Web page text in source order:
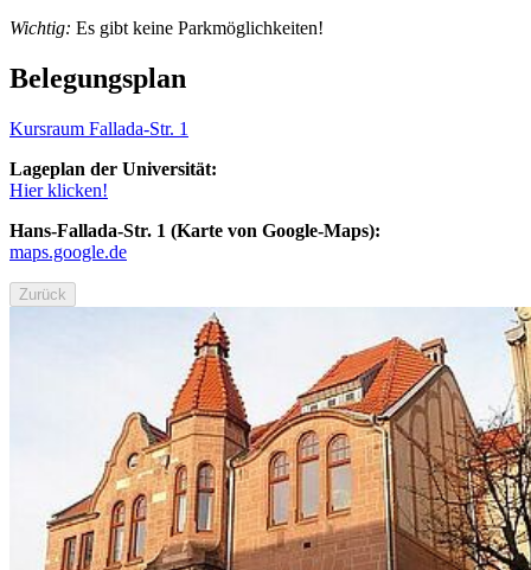
Wichtig: Es gibt keine Parkmöglichkeiten!
Belegungsplan
Kursraum Fallada-Str. 1
Lageplan der Universität:
Hier klicken!
Hans-Fallada-Str. 1 (Karte von Google-Maps):
maps.google.de
Zurück